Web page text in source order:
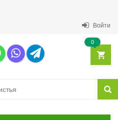
Войти
0